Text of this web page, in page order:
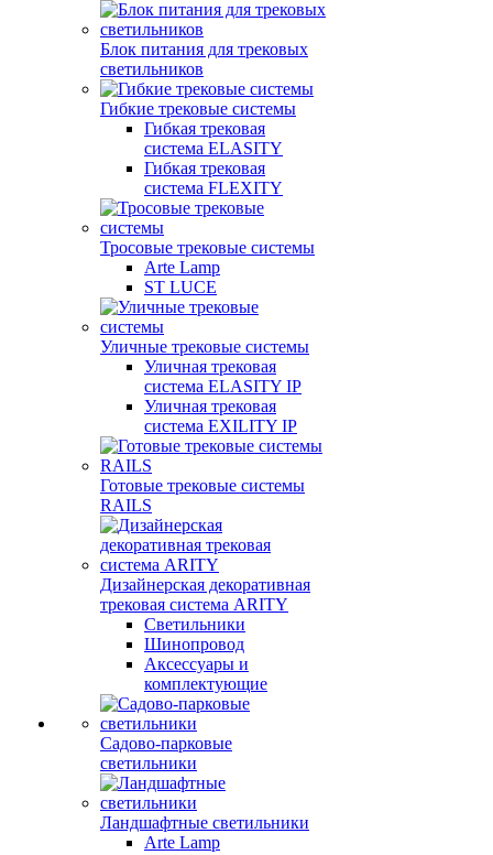
Блок питания для трековых
светильников
Гибкие трековые системы
Гибкая трековая
система ELASITY
Гибкая трековая
система FLEXITY
Тросовые трековые системы
Arte Lamp
ST LUCE
Уличные трековые системы
Уличная трековая
система ELASITY IP
Уличная трековая
система EXILITY IP
Готовые трековые системы
RAILS
Дизайнерская декоративная
трековая система ARITY
Светильники
Шинопровод
Аксессуары и
комплектующие
Садово-парковые
светильники
Ландшафтные светильники
Arte Lamp